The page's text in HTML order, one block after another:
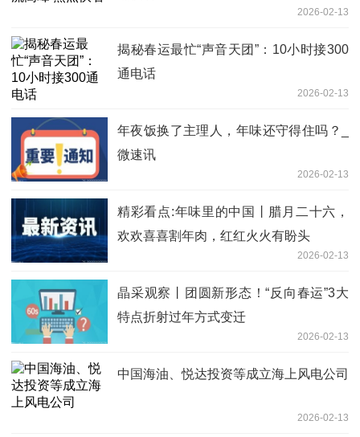
2026-02-13
揭秘春运最忙“声音天团”：10小时接300
通电话
2026-02-13
年夜饭换了主理人，年味还守得住吗？_
微速讯
2026-02-13
精彩看点:年味里的中国丨腊月二十六，
欢欢喜喜割年肉，红红火火有盼头
2026-02-13
晶采观察丨团圆新形态！“反向春运”3大
特点折射过年方式变迁
2026-02-13
中国海油、悦达投资等成立海上风电公司
2026-02-13